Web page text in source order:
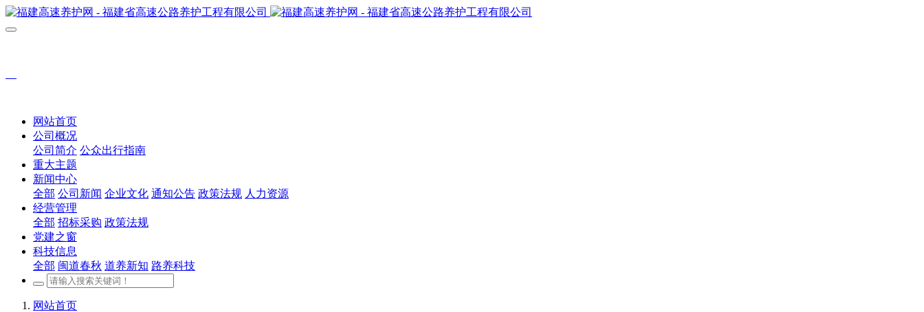
网站首页
公司概况
公司简介 公众出行指南
重大主题
新闻中心
全部 公司新闻 企业文化 通知公告 政策法规 人力资源
经营管理
全部 招标采购 政策法规
党建之窗
科技信息
全部 闽道春秋 道养新知 路养科技
网站首页